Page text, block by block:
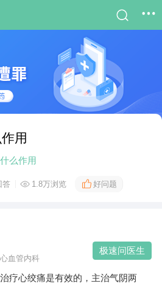
用
么作用
答 1.8万浏览 好问题
血管内科
极速问医生
疗心绞痛是有效的，主治气阴两